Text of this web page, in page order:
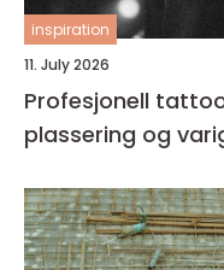
inspiration
11. July 2026
Profesjonell
plassering og